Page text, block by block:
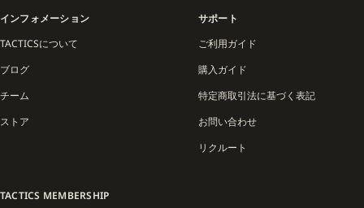
デザイン面では、シンプルかつ現代的なグラフィックを基調にしながら、ブランド
された印象を与えます。アートやカルチャーとの親和性も高く、従来のスケートブ
ランドとは一線を画したスタイルが特徴です。
商品ラインナップは、デッキを中心にアパレルやアクセサリーも展開。高品質なメ
イプルウッドを使用したデッキは反発力や耐久性に優れ、ハードなストリートライ
ディングにも対応。アパレルはミニマルで着回しの効くデザインが多く、スケート
シーンのみならずストリートファッションとしても評価されています。
の声を反映したリアルなプロダクトを提供しています。その活動は、スケートショ
インフォメーション
TACTICSについて
ブログ
チーム
ストア
サポート
ご利用ガイド
購入ガイド
特定商取引法に基づく表記
お問い合わせ
リクルート
TACTICS MEMBERSHIP